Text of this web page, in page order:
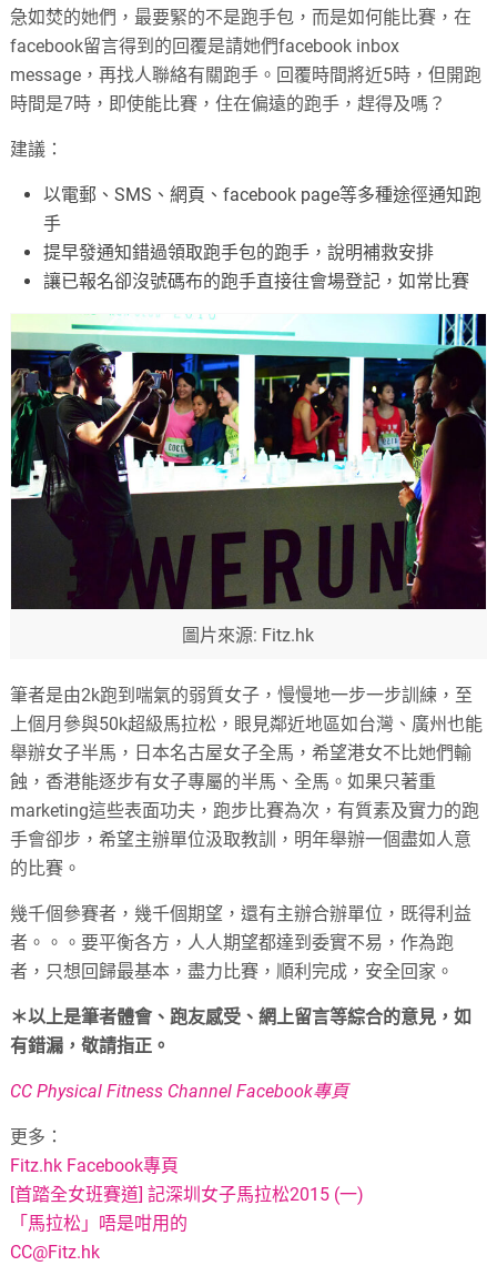
急如焚的她們，最要緊的不是跑手包，而是如何能比賽，在
facebook留言得到的回覆是請她們facebook inbox
message ，再找人聯絡有關跑手。回覆時間將近5時，但開跑
時間是7時，即使能比賽，住在偏遠的跑手，趕得及嗎？
建議：
以電郵、SMS 、網頁、facebook page等多種途徑通知跑
手
提早發通知錯過領取跑手包的跑手，說明補救安排
讓已報名卻沒號碼布的跑手直接往會場登記，如常比賽
圖片來源: Fitz.hk
筆者是由2k跑到喘氣的弱質女子，慢慢地一步一步訓練，至
上個月參與50k超級馬拉松，眼見鄰近地區如台灣、廣州也能
舉辦女子半馬，日本名古屋女子全馬，希望港女不比她們輸
蝕，香港能逐步有女子專屬的半馬、全馬。如果只著重
marketing這些表面功夫，跑步比賽為次，有質素及實力的跑
手會卻步，希望主辦單位汲取教訓，明年舉辦一個盡如人意
的比賽。
幾千個參賽者，幾千個期望，還有主辦合辦單位，既得利益
者。。。要平衡各方，人人期望都達到委實不易，作為跑
者，只想回歸最基本，盡力比賽，順利完成，安全回家。
＊以上是筆者體會、跑友感受、網上留言等綜合的意見，如
有錯漏，敬請指正。
CC Physical Fitness Channel Facebook專頁
更多：
Fitz.hk Facebook專頁
[首踏全女班賽道] 記深圳女子馬拉松2015 (一)
「馬拉松」唔是咁用的
CC@Fitz.hk